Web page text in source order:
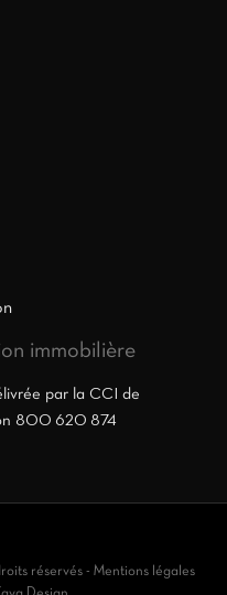
immobilière
par la CCI de
800 620 874
réservés - Mentions légales